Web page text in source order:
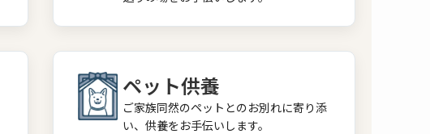
ペット供養
ご家族同然のペットとのお別れに寄り添
い、供養をお手伝いします。